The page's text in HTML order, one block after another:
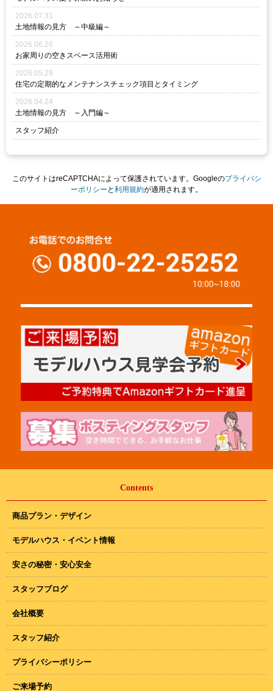
2026.07.31
土地情報の見方 ～中級編～
2026.06.26
お家周りの空きスペース活用術
2026.05.29
住宅の定期的なメンテナンスチェック項目とタイミング
2026.04.24
土地情報の見方 ～入門編～
スタッフ紹介
このサイトはreCAPTCHAによって保護されています。Googleのプライバシ
ーポリシー と利用規約が適用されます。
Contents
商品プラン・デザイン
モデルハウス・イベント情報
安さの秘密・安心安全
スタッフブログ
会社概要
スタッフ紹介
プライバシーポリシー
ご来場予約